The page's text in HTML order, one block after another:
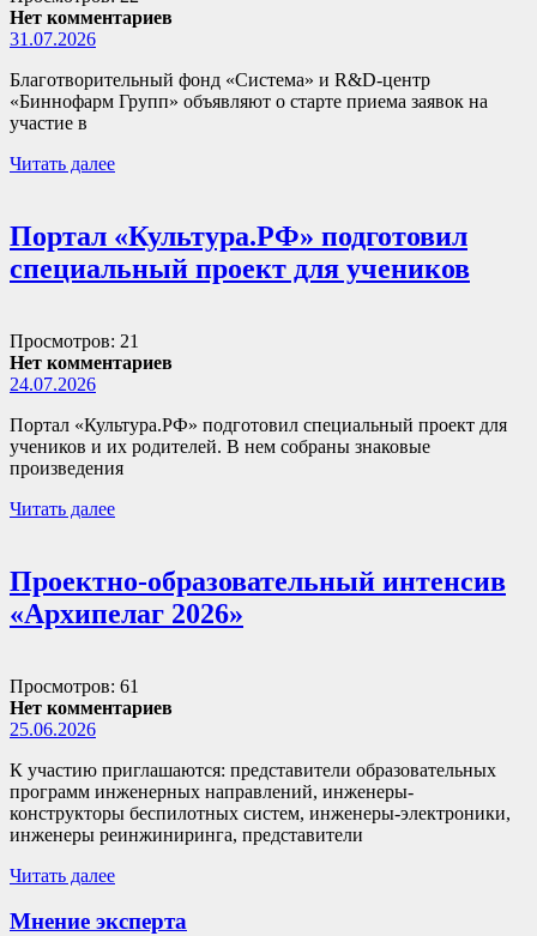
Нет комментариев
31.07.2026
Благотворительный фонд «Система» и R&D-центр
«Биннофарм Групп» объявляют о старте приема заявок на
участие в
Читать далее
Портал «Культура.РФ» подготовил
специальный проект для учеников
Просмотров: 21
Нет комментариев
24.07.2026
Портал «Культура.РФ» подготовил специальный проект для
учеников и их родителей. В нем собраны знаковые
произведения
Читать далее
Проектно-образовательный интенсив
«Архипелаг 2026»
Просмотров: 61
Нет комментариев
25.06.2026
К участию приглашаются: представители образовательных
программ инженерных направлений, инженеры-
конструкторы беспилотных систем, инженеры-электроники,
инженеры реинжиниринга, представители
Читать далее
Мнение эксперта